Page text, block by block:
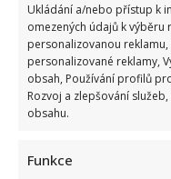
Ukládání a/nebo přístup k
omezených údajů k
personalizovanou
personalizované reklamy,
obsah, Používání profilů
Rozvoj a zlepšování
obsahu.
Funkce
Ondřej Sokol utekl před
se vyfotil v nádherné